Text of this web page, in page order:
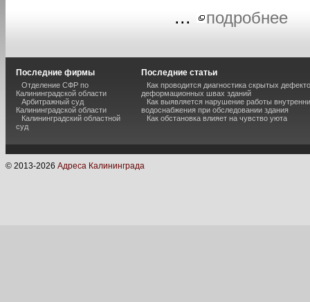
...
подробнее
Последние фирмы
Отделение СФР по
Калининградской области
Арбитражный суд
Калининградской области
Калининградский областной
суд
Последние статьи
Как проводится диагностика скрытых
деформационных швах зданий
Как выявляется нарушение работы
водоснабжения при обследовании здания
Как обстановка влияет на чувство уюта
© 2013-2026 Адреса Калининграда